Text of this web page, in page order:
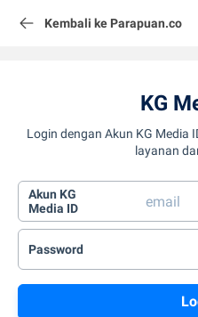
Kembali ke Parapuan.co
KG
Login dengan Akun KG Media
layanan
Akun KG
Media ID
Password